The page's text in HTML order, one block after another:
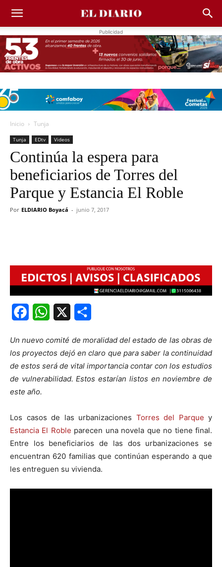
Publicidad
Inicio Tunja
Tunja EDtv Videos
Continúa la espera para
beneficiarios de Torres del
Parque y Estancia El Roble
Por ELDIARIO Boyacá - junio 7, 2017
FacebookWhatsApp
Un nuevo comité de moralidad del estado de las obras de
los proyectos dejó en claro que para saber la continuidad
de estos será de vital importancia contar con los estudios
de vulnerabilidad. Estos estarían listos en noviembre de
este año.
Los casos de las urbanizaciones Torres del Parque y
Estancia El Roble parecen una novela que no tiene final.
Entre los beneficiarios de las dos urbanizaciones se
encuentran 620 familias que continúan esperando a que
les entreguen su vivienda.